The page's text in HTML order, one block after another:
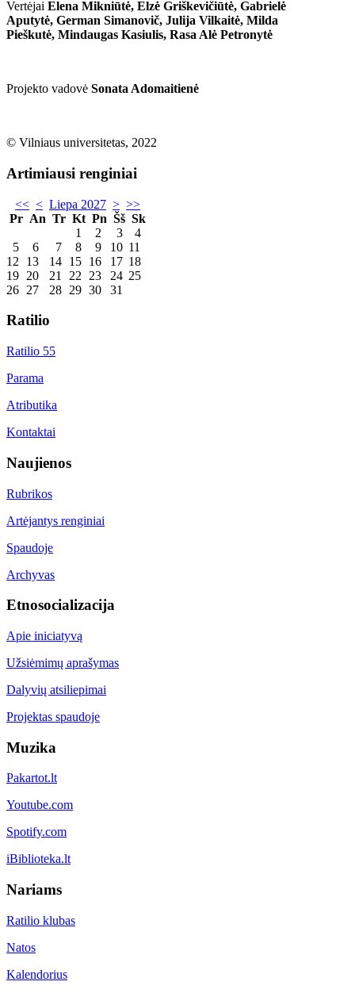
Vertėjai Elena Mikniūtė, Elzė Griškevičiūtė, Gabrielė
Aputytė, German Simanovič, Julija Vilkaitė, Milda
Pieškutė, Mindaugas Kasiulis, Rasa Alė Petronytė
Projekto vadovė Sonata Adomaitienė
© Vilniaus universitetas, 2022
Artimiausi renginiai
<< < Liepa 2027 > >>
Pr An Tr Kt Pn Šš Sk
1
2 3
4
5
6 7 8 9 10 11
12
13 14 15 16 17 18
19 20 21 22 23 24 25
26 27 28 29 30 31
Ratilio
Ratilio 55
Parama
Atributika
Kontaktai
Naujienos
Rubrikos
Artėjantys renginiai
Spaudoje
Archyvas
Etnosocializacija
Apie iniciatyvą
Užsiėmimų aprašymas
Dalyvių atsiliepimai
Projektas spaudoje
Muzika
Pakartot.lt
Youtube.com
Spotify.com
iBiblioteka.lt
Nariams
Ratilio klubas
Natos
Kalendorius